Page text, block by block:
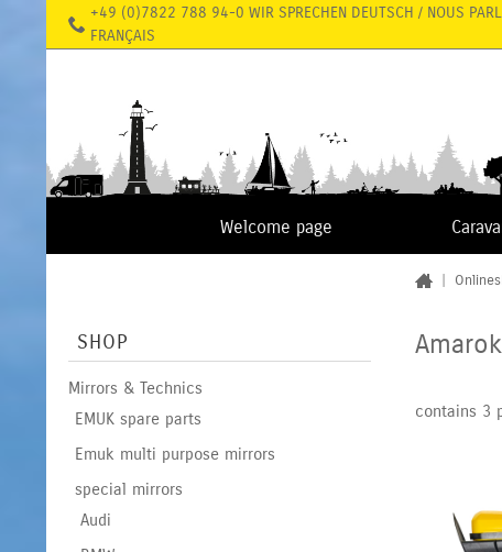
+49 (0)7822 788 94-0 WIR SPRECHEN DEUTSCH / NOUS
FRANÇAIS
Welcome page
SHOP
Mirrors & Technics
EMUK spare parts
Emuk multi purpose mirrors
special mirrors
Audi
contains 3